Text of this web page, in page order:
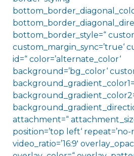
bottom_border_style=“
custom_margin_sync=’true‘
id=“ color=’alternate_color‘
background=’bg_color‘
attachment=“
position=’top left‘ repeat=’no-
video_ratio=’16:9′